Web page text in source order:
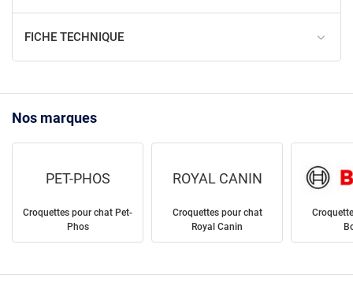
FICHE TECHNIQUE
Nos marques
PET-PHOS
Croquettes pour chat Pet-
Phos
ROYAL CANIN
Croquettes pour chat
Royal Canin